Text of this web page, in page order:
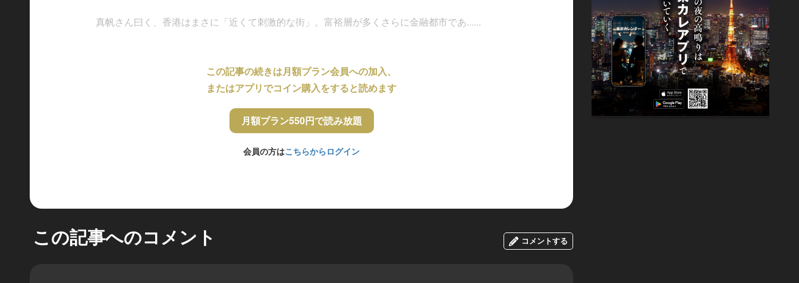
真帆さん曰く、香港はまさに「近くて刺激的な街」。富裕層が多くさらに金融都市であ......
この記事の続きは月額プラン会員への加入、
またはアプリでコイン購入をすると読めます
月額プラン550円で読み放題
会員の方はこちらからログイン
この記事へのコメント コメントする